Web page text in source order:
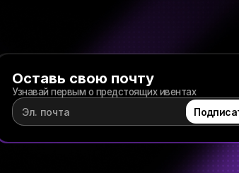
Оставь свою почту
Узнавай первым о предстоящих ивентах